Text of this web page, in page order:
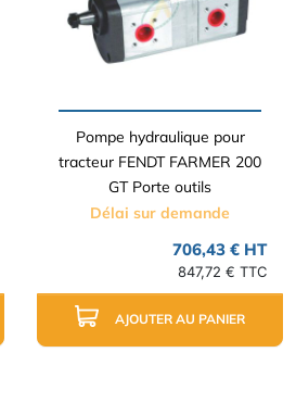
Pompe hydraulique pour
tracteur FENDT FARMER 200
GT Porte outils
Délai sur demande
706,43 € HT
847,72 € TTC
AJOUTER AU PANIER